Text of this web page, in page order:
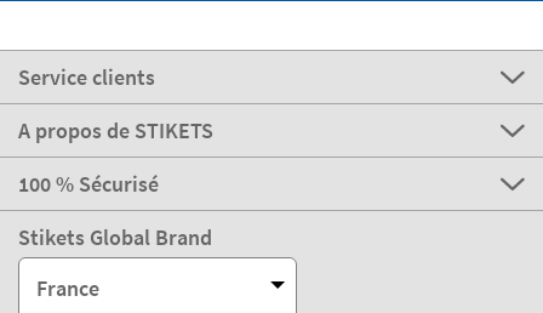
Service clients
A propos de STIKETS
100 % Sécurisé
Stikets Global Brand
France